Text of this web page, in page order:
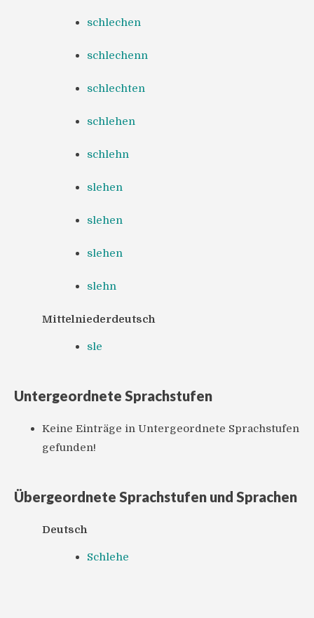
schlechen
schlechenn
schlechten
schlehen
schlehn
slehen
slehen
slehen
slehn
Mittelniederdeutsch
sle
Untergeordnete Sprachstufen
Keine Einträge in Untergeordnete Sprachstufen
gefunden!
Übergeordnete Sprachstufen und Sprachen
Deutsch
Schlehe